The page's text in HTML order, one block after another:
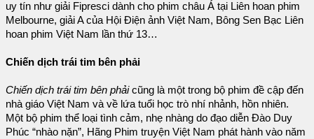
uy tín như giải Fipresci dành cho phim châu Á tại Liên hoan phim
Melbourne, giải A của Hội Điện ảnh Việt Nam, Bông Sen Bạc Liên
hoan phim Việt Nam lần thứ 13…
Chiến dịch trái tim bên phải
Chiến dịch trái tim bên phảicũng là một trong bộ phim đề cập đến
nhà giáo Việt Nam và về lứa tuổi học trò nhí nhảnh, hồn nhiên.
Một bộ phim thể loại tình cảm, nhẹ nhàng do đạo diễn Đào Duy
Phúc “nhào nặn”, Hãng Phim truyện Việt Nam phát hành vào năm